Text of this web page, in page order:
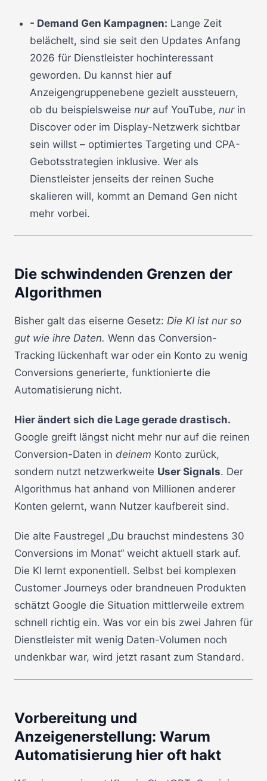
- Demand Gen Kampagnen: Lange Zeit
belächelt, sind sie seit den Updates Anfang
2026 für Dienstleister hochinteressant
geworden. Du kannst hier auf
Anzeigengruppenebene gezielt aussteuern,
ob du beispielsweise nurauf YouTube, nurin
Discover oder im Display-Netzwerk sichtbar
sein willst – optimiertes Targeting und CPA-
Gebotsstrategien inklusive. Wer als
Dienstleister jenseits der reinen Suche
skalieren will, kommt an Demand Gen nicht
mehr vorbei.
Die schwindenden Grenzen der
Algorithmen
Bisher galt das eiserne Gesetz: Die KI ist nur so
gut wie ihre Daten. Wenn das Conversion-
Tracking lückenhaft war oder ein Konto zu wenig
Conversions generierte, funktionierte die
Automatisierung nicht.
Hier ändert sich die Lage gerade drastisch.
Google greift längst nicht mehr nur auf die reinen
Conversion-Daten in deinem Konto zurück,
sondern nutzt netzwerkweite User Signals. Der
Algorithmus hat anhand von Millionen anderer
Konten gelernt, wann Nutzer kaufbereit sind.
Die alte Faustregel „Du brauchst mindestens 30
Conversions im Monat“ weicht aktuell stark auf.
Die KI lernt exponentiell. Selbst bei komplexen
Customer Journeys oder brandneuen Produkten
schätzt Google die Situation mittlerweile extrem
schnell richtig ein. Was vor ein bis zwei Jahren für
Dienstleister mit wenig Daten-Volumen noch
undenkbar war, wird jetzt rasant zum Standard.
Vorbereitung und
Anzeigenerstellung: Warum
Automatisierung hier oft hakt